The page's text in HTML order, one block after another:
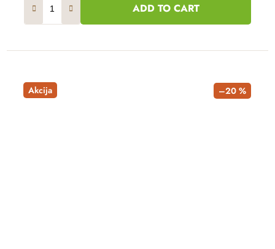
ADD TO CART
Akcija –20 %